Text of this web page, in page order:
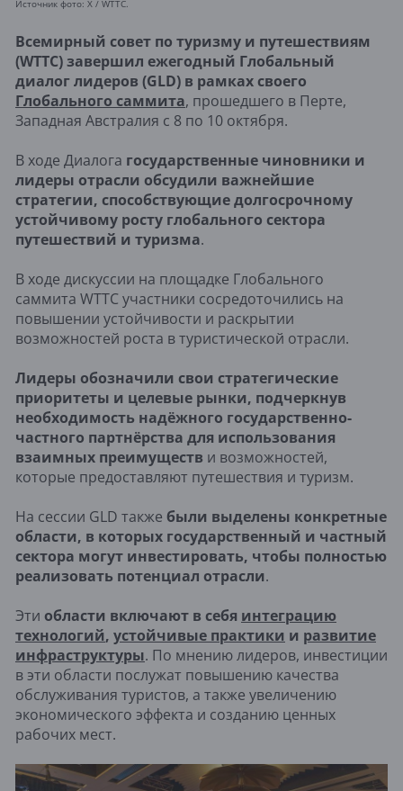
Источник фото: X / WTTC.
Всемирный совет по туризму и путешествиям
(WTTC) завершил ежегодный Глобальный
диалог лидеров (GLD) в рамках своего
Глобального саммита, прошедшего в Перте,
Западная Австралия с 8 по 10 октября.
В ходе Диалога государственные чиновники и
лидеры отрасли обсудили важнейшие
стратегии, способствующие долгосрочному
устойчивому росту глобального сектора
путешествий и туризма.
В ходе дискуссии на площадке Глобального
саммита WTTC участники сосредоточились на
повышении устойчивости и раскрытии
возможностей роста в туристической отрасли.
Лидеры обозначили свои стратегические
приоритеты и целевые рынки, подчеркнув
необходимость надёжного государственно-
частного партнёрства для использования
взаимных преимуществ и возможностей,
которые предоставляют путешествия и туризм.
На сессии GLD также были выделены конкретные
области, в которых государственный и частный
сектора могут инвестировать, чтобы полностью
реализовать потенциал отрасли.
Эти области включают в себя интеграцию
технологий, устойчивые практики и развитие
инфраструктуры. По мнению лидеров, инвестиции
в эти области послужат повышению качества
обслуживания туристов, а также увеличению
экономического эффекта и созданию ценных
рабочих мест.